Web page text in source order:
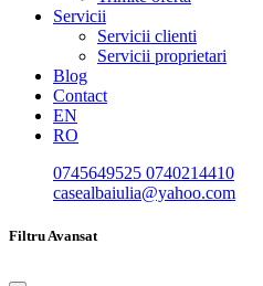
Servicii
Servicii clienti
Servicii proprietari
Blog
Contact
EN
RO
0745649525 0740214410
casealbaiulia@yahoo.com
Filtru Avansat